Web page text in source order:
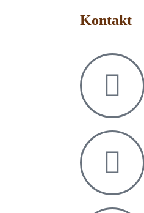
Kontakt